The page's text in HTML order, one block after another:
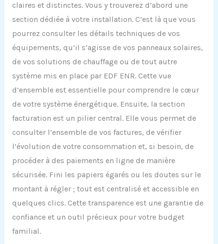
claires et distinctes. Vous y trouverez d’abord une
section dédiée à votre installation. C’est là que vous
pourrez consulter les détails techniques de vos
équipements, qu’il s’agisse de vos panneaux solaires,
de vos solutions de chauffage ou de tout autre
système mis en place par EDF ENR. Cette vue
d’ensemble est essentielle pour comprendre le cœur
de votre système énergétique. Ensuite, la section
facturation est un pilier central. Elle vous permet de
consulter l’ensemble de vos factures, de vérifier
l’évolution de votre consommation et, si besoin, de
procéder à des paiements en ligne de manière
sécurisée. Fini les papiers égarés ou les doutes sur le
montant à régler ; tout est centralisé et accessible en
quelques clics. Cette transparence est une garantie de
confiance et un outil précieux pour votre budget
familial.